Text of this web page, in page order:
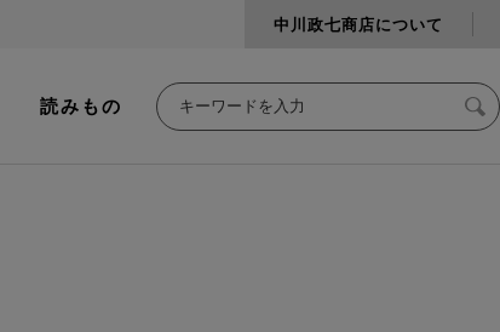
中川政七商店について
読みもの